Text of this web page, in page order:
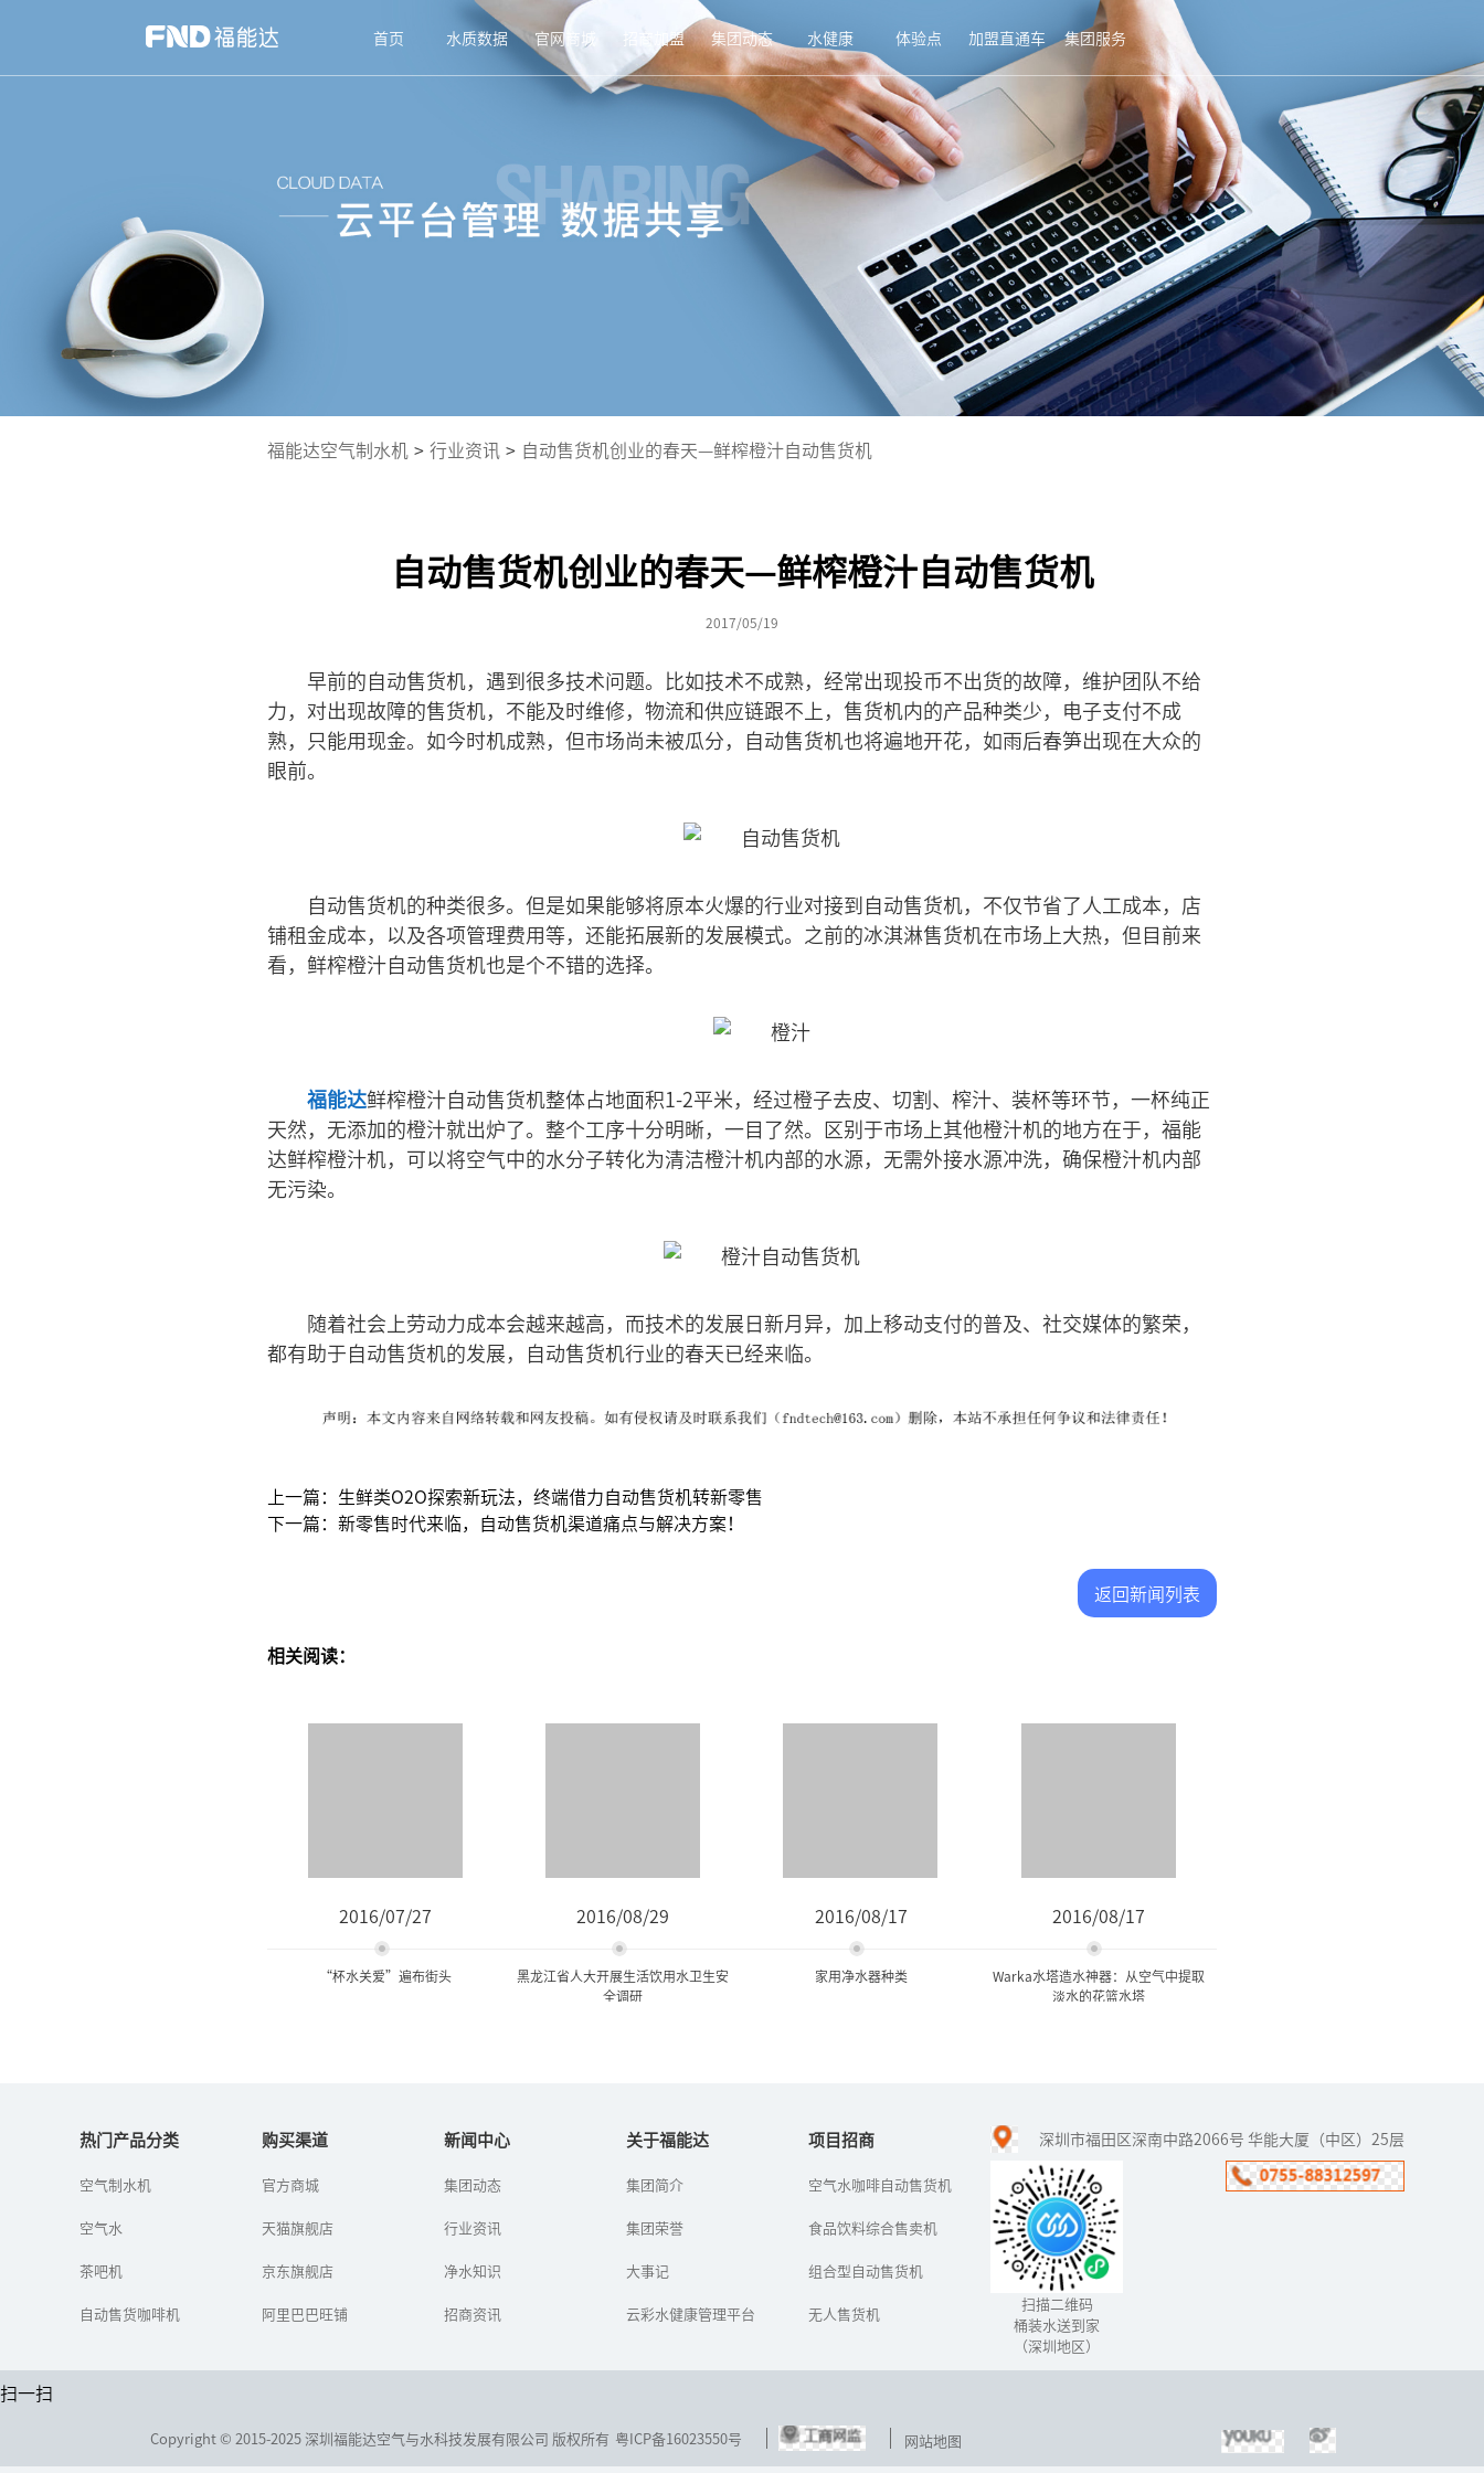
首页 水质数据 官网商城 招商加盟 集团动态 水健康 体验点 加盟直通车 集团服务
福能达空气制水机 > 行业资讯 > 自动售货机创业的春天—鲜榨橙汁自动售货机
自动售货机创业的春天—鲜榨橙汁自动售货机
2017/05/19
早前的自动售货机，遇到很多技术问题。比如技术不成熟，经常出现投币不出货的故障，维护团队不给
力，对出现故障的售货机，不能及时维修，物流和供应链跟不上，售货机内的产品种类少，电子支付不成
熟，只能用现金。如今时机成熟，但市场尚未被瓜分，自动售货机也将遍地开花，如雨后春笋出现在大众的
眼前。
自动售货机的种类很多。但是如果能够将原本火爆的行业对接到自动售货机，不仅节省了人工成本，店
铺租金成本，以及各项管理费用等，还能拓展新的发展模式。之前的冰淇淋售货机在市场上大热，但目前来
看，鲜榨橙汁自动售货机也是个不错的选择。
福能达鲜榨橙汁自动售货机整体占地面积1-2平米，经过橙子去皮、切割、榨汁、装杯等环节，一杯纯正
天然，无添加的橙汁就出炉了。整个工序十分明晰，一目了然。区别于市场上其他橙汁机的地方在于，福能
达鲜榨橙汁机，可以将空气中的水分子转化为清洁橙汁机内部的水源，无需外接水源冲洗，确保橙汁机内部
无污染。
随着社会上劳动力成本会越来越高，而技术的发展日新月异，加上移动支付的普及、社交媒体的繁荣，
都有助于自动售货机的发展，自动售货机行业的春天已经来临。
上一篇：生鲜类O2O探索新玩法，终端借力自动售货机转新零售
下一篇：新零售时代来临，自动售货机渠道痛点与解决方案！
返回新闻列表
相关阅读：
2016/07/27
“杯水关爱”遍布街头
前再次启动“杯水关
５户商家和市民加入队
上去暑解渴中药或...
2016/08/29
黑龙江省人大开展生活饮用水卫生安
全调研
目前,饮水水源受污染的情
水源中的无机物、有机物
着人们的健康。...
2016/08/17
家用净水器种类
在许多家庭都用上了净水
浴用水都可以用到净水机
类有很多，...
2016/08/17
Warka水塔造水神器：从空气中提取
淡水的花篮水塔
一个名为WaterProject的
组织调查发现，在埃塞俄
比亚的东北部，人们每年
要花上约400亿个小时用于
寻找水源，而且找...
热门产品分类
空气制水机
空气水
茶吧机
自动售货咖啡机
购买渠道
官方商城
天猫旗舰店
京东旗舰店
阿里巴巴旺铺
新闻中心
集团动态
行业资讯
净水知识
招商资讯
关于福能达
集团简介
集团荣誉
大事记
云彩水健康管理平台
项目招商
空气水咖啡自动售货机
食品饮料综合售卖机
组合型自动售货机
无人售货机
深圳市福田区深南中路2066号 华能大厦（中区）25层
扫描二维码
桶装水送到家
（深圳地区）
扫一扫
Copyright © 2015-2025 深圳福能达空气与水科技发展有限公司 版权所有 粤ICP备16023550号 网站地图